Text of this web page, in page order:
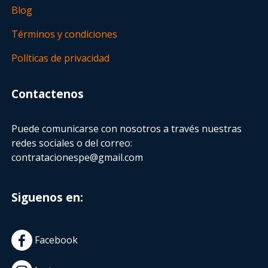
Blog
Términos y condiciones
Políticas de privacidad
Contactenos
Puede comunicarse con nosotros a través nuestras
redes sociales o del correo:
contratacionespe@gmail.com
Siguenos en:
Facebook